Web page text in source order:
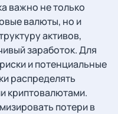
важно не только
валюты, но и
активов,
заработок. Для
и потенциальные
распределять
криптовалютами.
потери в